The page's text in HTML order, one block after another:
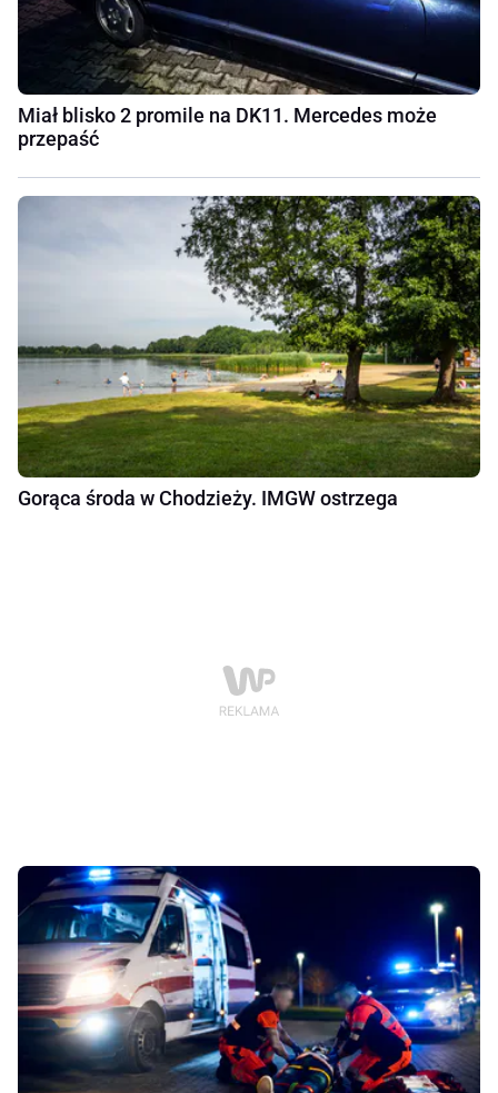
Miał blisko 2 promile na DK11. Mercedes może
przepaść
Gorąca środa w Chodzieży. IMGW ostrzega